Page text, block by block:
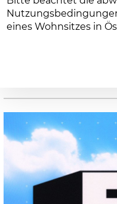
eines Wohnsitzes in